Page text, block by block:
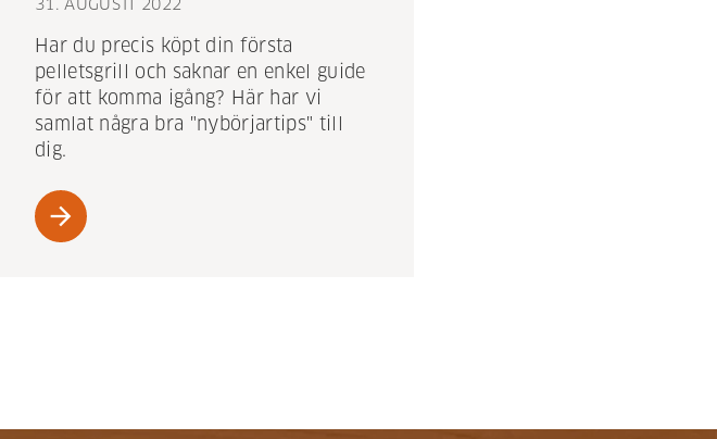
Har du precis köpt din första
pelletsgrill och saknar en enkel guide
för att komma igång? Här har vi
samlat några bra "nybörjartips" till
dig.
arrow_forward